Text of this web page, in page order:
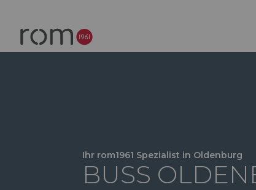
Ihr rom1961 Spezialist in Oldenburg
BUSS